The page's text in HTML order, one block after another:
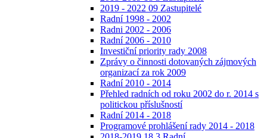
2019 - 2022 09 Zastupitelé
Radní 1998 - 2002
Radni 2002 - 2006
Radní 2006 - 2010
Investiční priority rady 2008
Zprávy o činnosti dotovaných zájmových
organizací za rok 2009
Radní 2010 - 2014
Přehled radních od roku 2002 do r. 2014 s
politickou příslušností
Radní 2014 - 2018
Programové prohlášení rady 2014 - 2018